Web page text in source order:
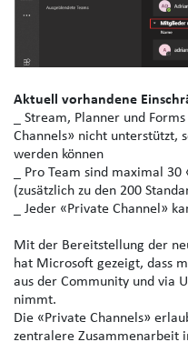
Aktuell vorhandene
_ Stream, Planner und
Channels» nicht unterstützt,
werden können
_ Pro Team sind maximal
(zusätzlich zu den 200
_ Jeder «Private Channel»
Mit der Bereitstellung der
hat Microsoft gezeigt, dass
aus der Community und via
nimmt.
Die «Private Channels»
zentralere Zusammenarbeit